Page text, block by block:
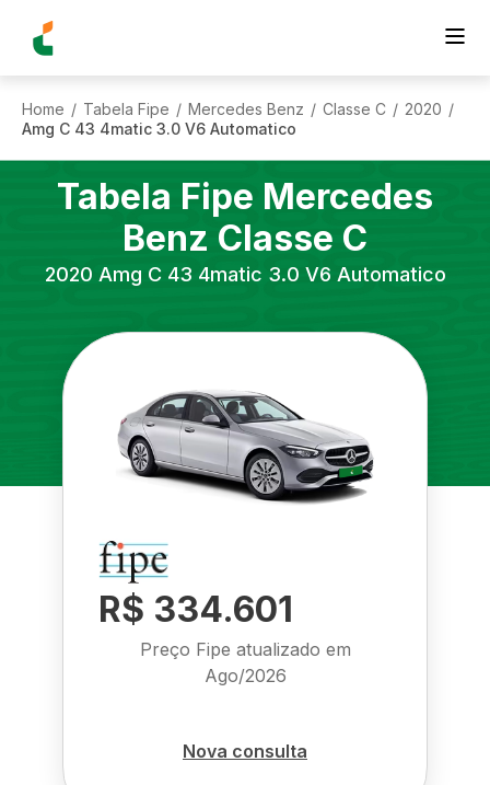
Home / Tabela Fipe / Mercedes Benz / Classe C / 2020 /
Amg C 43 4matic 3.0 V6 Automatico
Tabela Fipe Mercedes
Benz Classe C
2020 Amg C 43 4matic 3.0 V6 Automatico
R$ 334.601
Preço Fipe atualizado em
Ago/2026
Nova consulta